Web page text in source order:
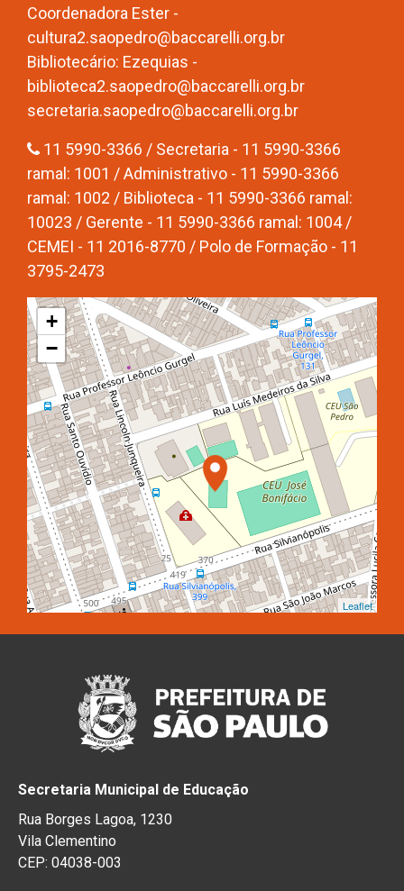
Coordenadora Ester -
cultura2.saopedro@baccarelli.org.br
Bibliotecário: Ezequias -
biblioteca2.saopedro@baccarelli.org.br
secretaria.saopedro@baccarelli.org.br
11 5990-3366 / Secretaria - 11 5990-3366
ramal: 1001 / Administrativo - 11 5990-3366
ramal: 1002 / Biblioteca - 11 5990-3366 ramal:
10023 / Gerente - 11 5990-3366 ramal: 1004 /
CEMEI - 11 2016-8770 / Polo de Formação - 11
3795-2473
+
−
Leaflet
Secretaria Municipal de Educação
Rua Borges Lagoa, 1230
Vila Clementino
CEP: 04038-003